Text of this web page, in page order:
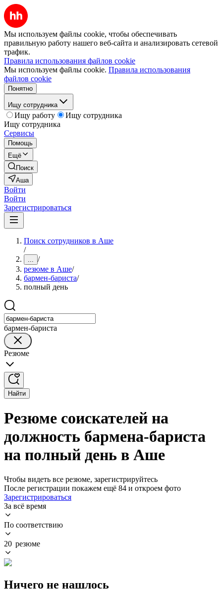
Мы используем файлы cookie, чтобы обеспечивать
правильную работу нашего веб-сайта и анализировать сетевой
трафик.
Правила использования файлов cookie
Мы используем файлы cookie. Правила использования
файлов cookie
Понятно
Ищу сотрудника
Ищу работу
Ищу сотрудника
Ищу сотрудника
Сервисы
Помощь
Ещё
Поиск
Аша
Войти
Войти
Зарегистрироваться
Поиск сотрудников в Аше
/
... /
резюме в Аше/
бармен-бариста/
полный день
бармен-бариста
Резюме
Найти
Резюме соискателей на
должность бармена-бариста
на полный день в Аше
Чтобы видеть все резюме, зарегистрируйтесь
После регистрации покажем ещё 84 и откроем фото
Зарегистрироваться
За всё время
По соответствию
20 резюме
Ничего не нашлось